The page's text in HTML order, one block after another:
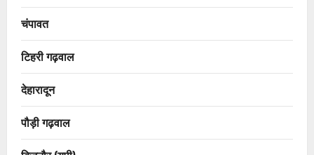
चंपावत
टिहरी गढ़वाल
देहारादून
पौड़ी गढ़वाल